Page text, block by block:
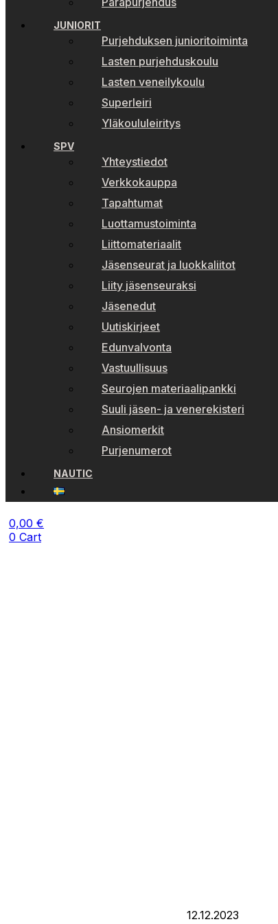
JUNIORIT
Purjehduksen junioritoiminta
Lasten purjehduskoulu
Lasten veneilykoulu
Superleiri
Yläkoululeiritys
SPV
Yhteystiedot
Verkkokauppa
Tapahtumat
Luottamustoiminta
Liittomateriaalit
Jäsenseurat ja luokkaliitot
Liity jäsenseuraksi
Jäsenedut
Uutiskirjeet
Edunvalvonta
Vastuullisuus
Seurojen materiaalipankki
Suuli jäsen- ja venerekisteri
Ansiomerkit
Purjenumerot
NAUTIC
0,00 €
0 Cart
12.12.2023